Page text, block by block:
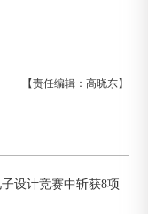
【责任编辑：高晓东】
设计竞赛中斩获8项